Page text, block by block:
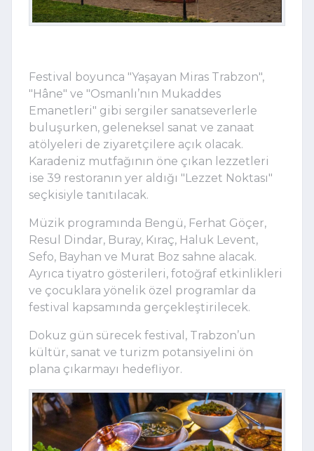
Festival boyunca "Yaşayan Miras Trabzon",
"Hâne" ve "Osmanlı’nın Mukaddes
Emanetleri" gibi sergiler sanatseverlerle
buluşurken, geleneksel sanat ve zanaat
atölyeleri de ziyaretçilere açık olacak.
Karadeniz mutfağının öne çıkan lezzetleri
ise 39 restoranın yer aldığı "Lezzet Noktası"
seçkisiyle tanıtılacak.
Müzik programında Bengü, Ferhat Göçer,
Resul Dindar, Buray, Kıraç, Haluk Levent,
Sefo, Bayhan ve Murat Boz sahne alacak.
Ayrıca tiyatro gösterileri, fotoğraf etkinlikleri
ve çocuklara yönelik özel programlar da
festival kapsamında gerçekleştirilecek.
Dokuz gün sürecek festival, Trabzon’un
kültür, sanat ve turizm potansiyelini ön
plana çıkarmayı hedefliyor.